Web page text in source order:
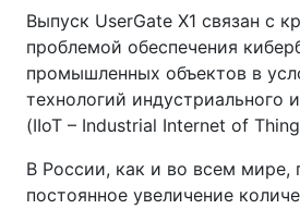
Выпуск UserGate X1 связан с
проблемой обеспечения
промышленных объектов в
технологий индустриального
(IIoT – Industrial Internet of
В России, как и во всем мире,
постоянное увеличение